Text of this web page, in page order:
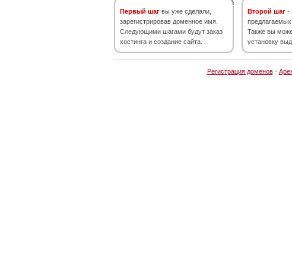
Первый шаг вы уже сделали,
зарегистрировав доменное имя.
Следующими шагами будут заказ
хостинга и создание сайта.
Второй шаг -
Также вы
установку
Регистрация доменов·